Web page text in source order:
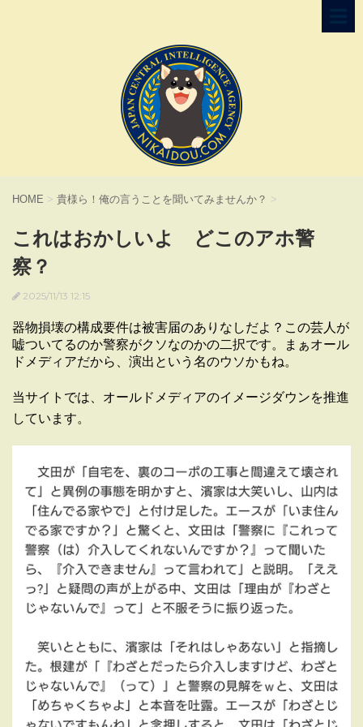
HOME > 貴様ら！俺の言うことを聞いてみませんか？ >
これはおかしいよ どこのアホ警
察？
2025/11/13 12:15
器物損壊の構成要件は被害届のありなしだよ？この芸人が
嘘ついてるのか警察がクソなのかの二択です。まぁオール
ドメディアだから、演出という名のウソかもね。
当サイトでは、オールドメディアのイメージダウンを推進
しています。